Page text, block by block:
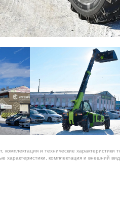
и технические
характеристики, комплектация и внешний